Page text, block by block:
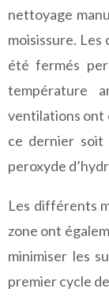
nettoyage
moisissure.
été fermés
température
ventilations ont
ce dernier soit
peroxyde
Les différents
zone ont
minimiser les
premier cycle